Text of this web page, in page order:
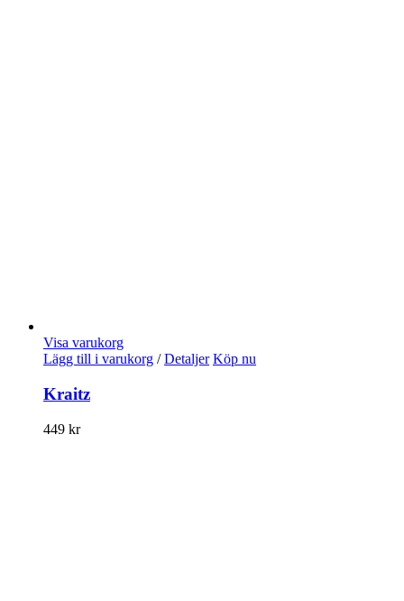
Visa varukorg
Lägg till i varukorg / Detaljer Köp nu
Kraitz
449 kr